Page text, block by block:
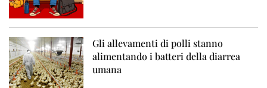
Gli allevamenti di polli stanno
alimentando i batteri della diarrea
umana